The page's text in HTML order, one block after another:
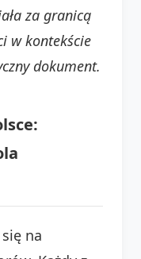
za granicą
w kontekście
dokument.
na